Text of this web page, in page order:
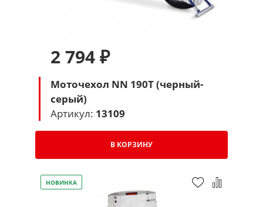
2 794 ₽
Моточехол NN 190T (черный-
серый)
Артикул: 13109
В КОРЗИНУ
НОВИНКА